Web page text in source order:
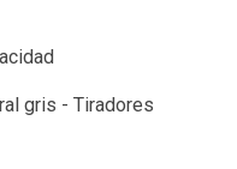
gris - Tiradores